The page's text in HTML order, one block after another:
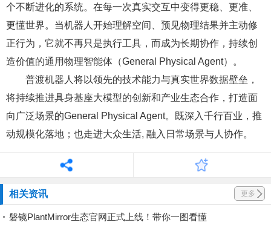
个不断进化的系统。在每一次真实交互中变得更稳、更准、
更懂世界。当机器人开始理解空间、预见物理结果并主动修
正行为，它就不再只是执行工具，而成为长期协作，持续创
造价值的通用物理智能体（General Physical Agent）。
普渡机器人将以领先的技术能力与真实世界数据壁垒，
将持续推进具身基座大模型的创新和产业生态合作，打造面
向广泛场景的General Physical Agent。既深入千行百业，推
动规模化落地；也走进大众生活, 融入日常场景与人协作。
相关资讯 更多
磐镜PlantMirror生态官网正式上线！带你一图看懂